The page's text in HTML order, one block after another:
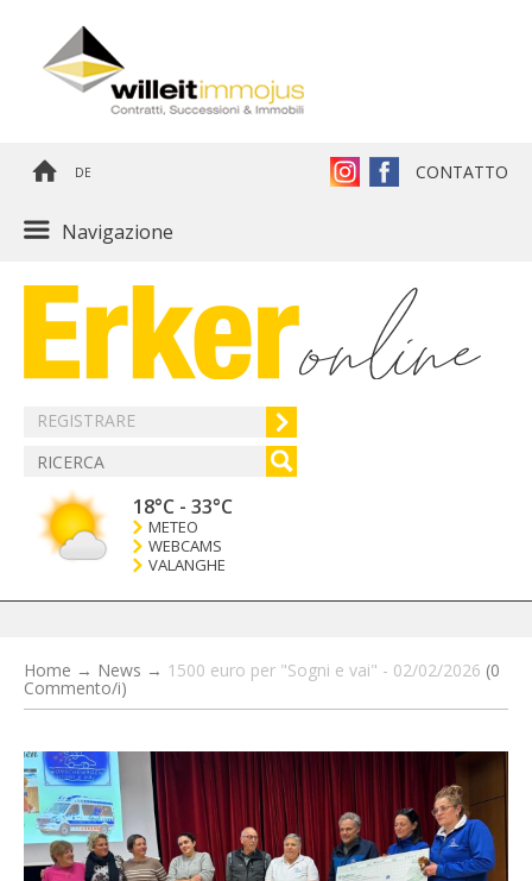
DE CONTATTO
Navigazione
REGISTRARE
18°C - 33°C
METEO
WEBCAMS
VALANGHE
Home → News → 1500 euro per "Sogni e vai" - 02/02/2026 (0
Commento/i)